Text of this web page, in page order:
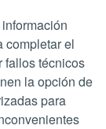
completar el
fallos técnicos
la opción de
para